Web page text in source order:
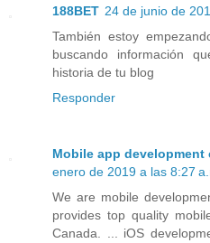
188BET 24 de junio de
También estoy
buscando información
historia de tu blog
Responder
Mobile app development
enero de 2019 a las 8:27
We are mobile
provides top quality
Canada. ... iOS